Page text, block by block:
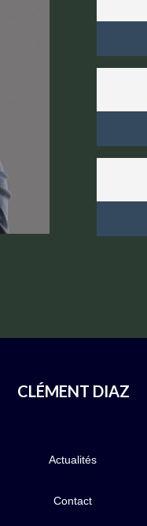
CLÉMENT DIAZ
Actualités
Contact